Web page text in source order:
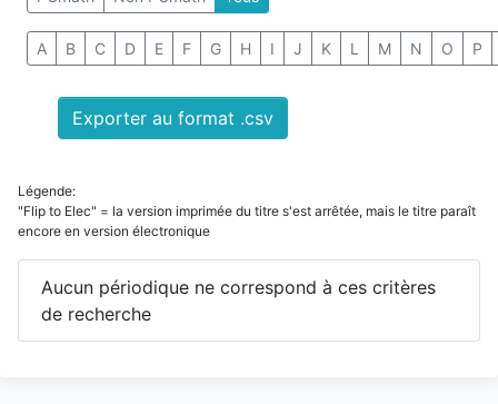
A B C D E F G H I J K L M N O P
Exporter au format .csv
Légende:
"Flip to Elec" = la version imprimée du titre s'est arrêtée, mais le titre paraît
encore en version électronique
Aucun périodique ne correspond à ces critères
de recherche